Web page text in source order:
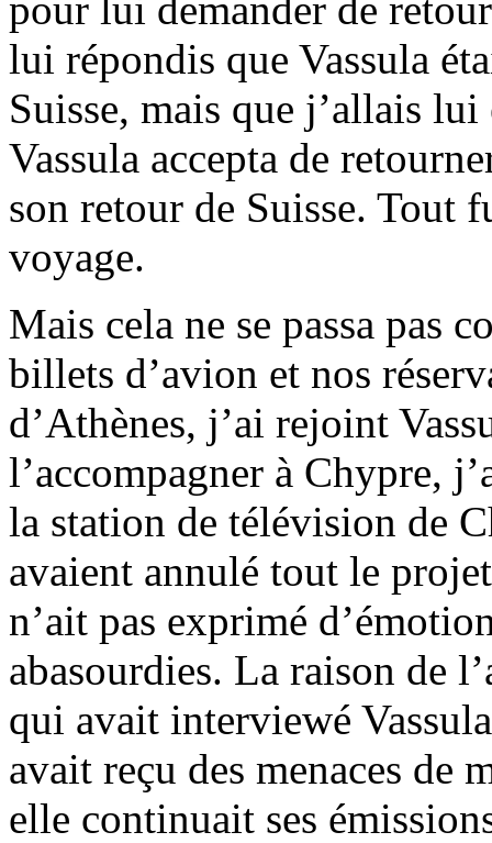
lui répondis que Vassula
Suisse, mais que j’allais
Vassula accepta de
son retour de Suisse. Tout
voyage.
Mais cela ne se passa pas
billets d’avion et nos
d’Athènes, j’ai rejoint
l’accompagner à Chypre,
la station de télévision de
avaient annulé tout le
n’ait pas exprimé
abasourdies. La raison de
qui avait interviewé
avait reçu des menaces de
elle continuait ses